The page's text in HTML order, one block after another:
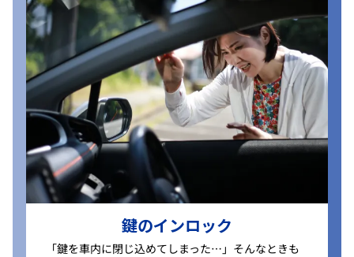
鍵のインロック
「鍵を車内に閉じ込めてしまった…」そんなときも